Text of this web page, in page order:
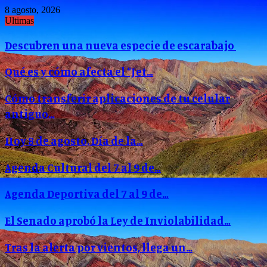
8 agosto, 2026
Ultimas
Descubren una nueva especie de escarabajo
Qué es y cómo afecta el “Jet…
Cómo transferir aplicaciones de tu celular
antiguo…
Hoy 8 de agosto, Día de la…
Agenda Cultural del 7 al 9 de…
Agenda Deportiva del 7 al 9 de…
El Senado aprobó la Ley de Inviolabilidad…
Tras la alerta por vientos, llega un…